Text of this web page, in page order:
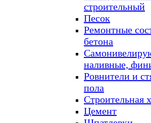
строительный
Песок
Ремонтные
бетона
наливные,
Ровнители и
пола
Строительная
Цемент